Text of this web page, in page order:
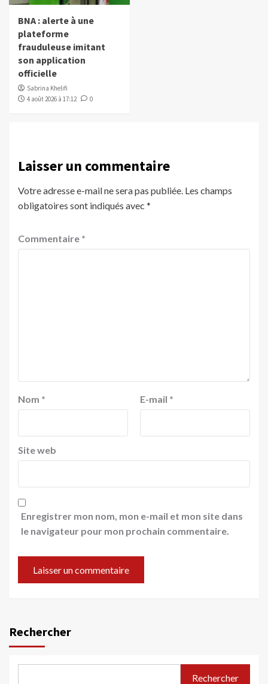
BNA : alerte à une
plateforme
frauduleuse imitant
son application
officielle
Sabrina Khelifi
4 août 2026 à 17:12
0
Laisser un commentaire
Votre adresse e-mail ne sera pas publiée. Les champs
obligatoires sont indiqués avec *
Commentaire *
Nom * E-mail *
Site web
Enregistrer mon nom, mon e-mail et mon site dans
le navigateur pour mon prochain commentaire.
Rechercher
Rechercher